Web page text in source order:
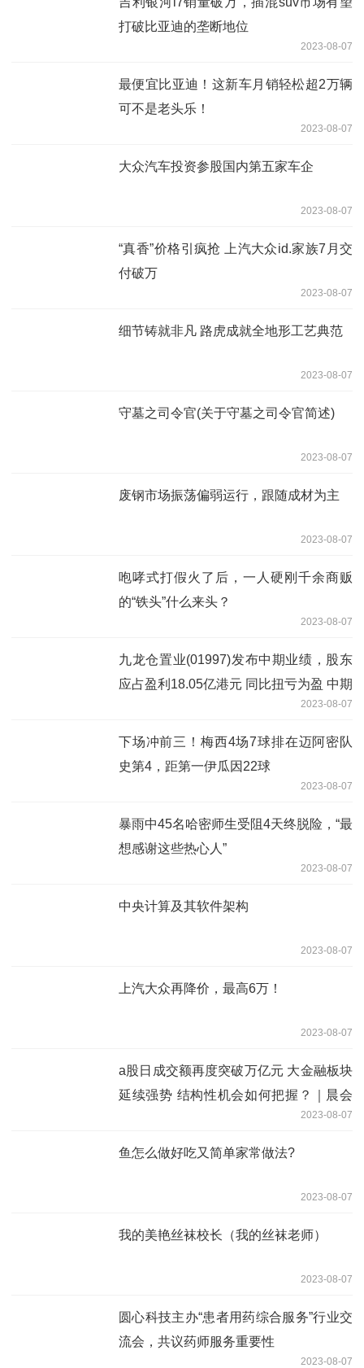
打破比亚迪的垄断地位
2023-08-07
最便宜比亚迪！这新车月销轻松超2万辆
可不是老头乐！
2023-08-07
大众汽车投资参股国内第五家车企
2023-08-07
“真香”价格引疯抢 上汽大众id.家族7月交
付破万
2023-08-07
细节铸就非凡 路虎成就全地形工艺典范
2023-08-07
守墓之司令官(关于守墓之司令官简述)
2023-08-07
废钢市场振荡偏弱运行，跟随成材为主
2023-08-07
咆哮式打假火了后，一人硬刚千余商贩
的“铁头”什么来头？
2023-08-07
九龙仓置业(01997)发布中期业绩，股东
应占盈利18.05亿港元 同比扭亏为盈 中期
2023-08-07
下场冲前三！梅西4场7球排在迈阿密队
史第4，距第一伊瓜因22球
2023-08-07
暴雨中45名哈密师生受阻4天终脱险，“最
想感谢这些热心人”
2023-08-07
中央计算及其软件架构
2023-08-07
上汽大众再降价，最高6万！
2023-08-07
a股日成交额再度突破万亿元 大金融板块
延续强势 结构性机会如何把握？｜晨会
2023-08-07
鱼怎么做好吃又简单家常做法?
2023-08-07
我的美艳丝袜校长（我的丝袜老师）
2023-08-07
圆心科技主办“患者用药综合服务”行业交
流会，共议药师服务重要性
2023-08-07